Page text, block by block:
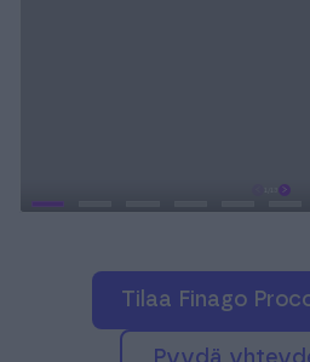
Tilaa Finago